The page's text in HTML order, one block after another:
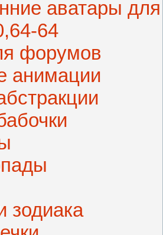
аватары для
64
форумов
анимации
зодиака